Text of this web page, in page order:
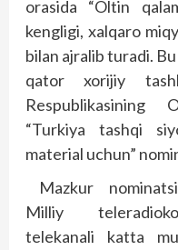
orasida “Oltin
kengligi, xalqaro
bilan ajralib turadi.
qator xorijiy
Respublikasining
“Turkiya tashqi
material uchun”
Mazkur
Milliy
telekanali katta